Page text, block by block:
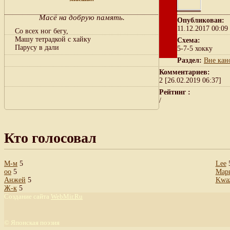
Масё на добрую память.
Со всех ног бегу,
Машу тетрадкой с хайку
Парусу в дали
Опубликован:
11.12.2017 00:09
Схема:
5-7-5 хокку
Раздел: Вне
Комментариев:
2 [26.02.2019 06:37]
Рейтинг :
/
Кто голосовал
М-м 5
оо 5
Анжей 5
Lee
Ж-к 5
Создание сайта WebMir.Ru
Японская поэзия